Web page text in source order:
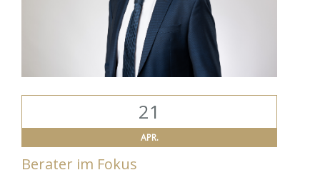
21
APR.
Berater im Fokus